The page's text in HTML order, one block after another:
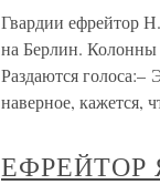
Гвардии
на Берлин. Колонны
Раздаются голоса:–
наверное, кажется,
ЕФРЕЙТОР